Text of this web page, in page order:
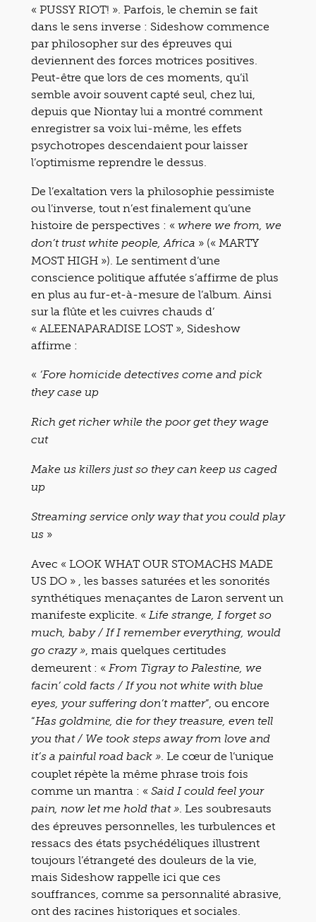
« PUSSY RIOT! ». Parfois, le chemin se fait
dans le sens inverse : Sideshow commence
par philosopher sur des épreuves qui
deviennent des forces motrices positives.
Peut-être que lors de ces moments, qu’il
semble avoir souvent capté seul, chez lui,
depuis que Niontay lui a montré comment
enregistrer sa voix lui-même, les effets
psychotropes descendaient pour laisser
l’optimisme reprendre le dessus.
De l’exaltation vers la philosophie pessimiste
ou l’inverse, tout n’est finalement qu’une
histoire de perspectives : « where we from, we
don’t trust white people, Africa » (« MARTY
MOST HIGH »). Le sentiment d’une
conscience politique affutée s’affirme de plus
en plus au fur-et-à-mesure de l’album. Ainsi
sur la flûte et les cuivres chauds d’
« ALEENAPARADISE LOST », Sideshow
affirme :
« ‘Fore homicide detectives come and pick
they case up
Rich get richer while the poor get they wage
cut
Make us killers just so they can keep us caged
up
Streaming service only way that you could play
us »
Avec « LOOK WHAT OUR STOMACHS MADE
US DO » , les basses saturées et les sonorités
synthétiques menaçantes de Laron servent un
manifeste explicite. « Life strange, I forget so
much, baby / If I remember everything, would
go crazy » , mais quelques certitudes
demeurent : « From Tigray to Palestine, we
facin’ cold facts / If you not white with blue
eyes, your suffering don’t matter”, ou encore
“Has goldminе, die for they treasure, even tell
you that / We took steps away from love and
it’s a painful road back » . Le cœur de l’unique
couplet répète la même phrase trois fois
comme un mantra : « Said I could feel your
pain, now let me hold that » . Les soubresauts
des épreuves personnelles, les turbulences et
ressacs des états psychédéliques illustrent
toujours l’étrangeté des douleurs de la vie,
mais Sideshow rappelle ici que ces
souffrances, comme sa personnalité abrasive,
ont des racines historiques et sociales.